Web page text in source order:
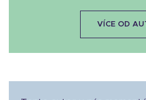
VÍCE OD